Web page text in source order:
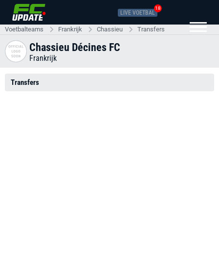
LIVE VOETBAL
18
Voetbalteams Frankrijk Chassieu Transfers
Chassieu Décines FC
Frankrijk
Transfers